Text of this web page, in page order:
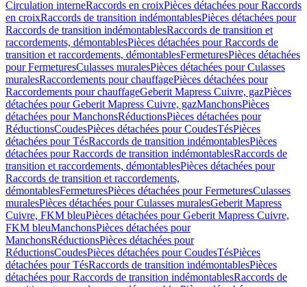
Circulation interneRaccords en croixPièces détachées pour Raccords
en croixRaccords de transition indémontablesPièces détachées pour
Raccords de transition indémontablesRaccords de transition et
raccordements, démontablesPièces détachées pour Raccords de
transition et raccordements, démontablesFermeturesPièces détachées
pour FermeturesCulasses muralesPièces détachées pour Culasses
muralesRaccordements pour chauffagePièces détachées pour
Raccordements pour chauffageGeberit Mapress Cuivre, gazPièces
détachées pour Geberit Mapress Cuivre, gazManchonsPièces
détachées pour ManchonsRéductionsPièces détachées pour
RéductionsCoudesPièces détachées pour CoudesTésPièces
détachées pour TésRaccords de transition indémontablesPièces
détachées pour Raccords de transition indémontablesRaccords de
transition et raccordements, démontablesPièces détachées pour
Raccords de transition et raccordements,
démontablesFermeturesPièces détachées pour FermeturesCulasses
muralesPièces détachées pour Culasses muralesGeberit Mapress
Cuivre, FKM bleuPièces détachées pour Geberit Mapress Cuivre,
FKM bleuManchonsPièces détachées pour
ManchonsRéductionsPièces détachées pour
RéductionsCoudesPièces détachées pour CoudesTésPièces
détachées pour TésRaccords de transition indémontablesPièces
détachées pour Raccords de transition indémontablesRaccords de